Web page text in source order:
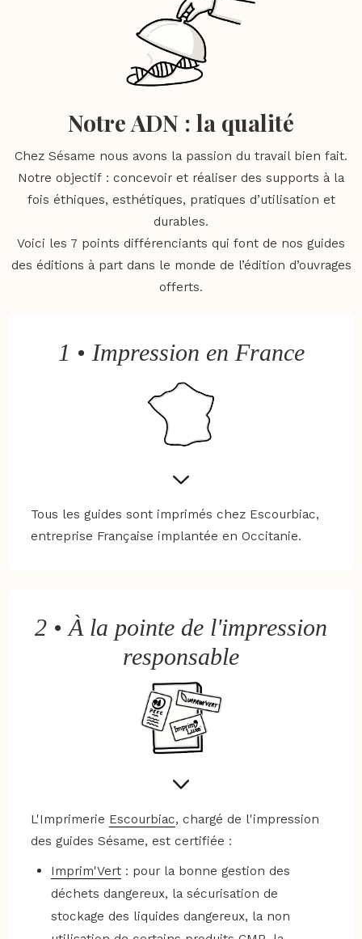
Notre ADN : la qualité
Chez Sésame nous avons la passion du travail bien fait.
Notre objectif : concevoir et réaliser des supports à la
fois éthiques, esthétiques, pratiques d’utilisation et
durables.
Voici les 7 points différenciants qui font de nos guides
des éditions à part dans le monde de l’édition d’ouvrages
offerts.
1 • Impression en France
Tous les guides sont imprimés chez Escourbiac,
entreprise Française implantée en Occitanie.
2 • À la pointe de l'impression
responsable
L'Imprimerie Escourbiac, chargé de l'impression
des guides Sésame, est certifiée :
Imprim'Vert : pour la bonne gestion des
déchets dangereux, la sécurisation de
stockage des liquides dangereux, la non